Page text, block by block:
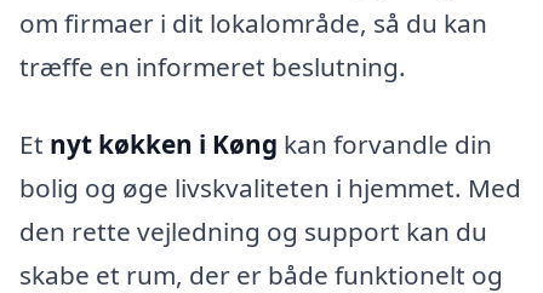
om firmaer i dit lokalområde, så du kan
træffe en informeret beslutning.
Et nyt køkken i Køng kan forvandle din
bolig og øge livskvaliteten i hjemmet. Med
den rette vejledning og support kan du
skabe et rum, der er både funktionelt og